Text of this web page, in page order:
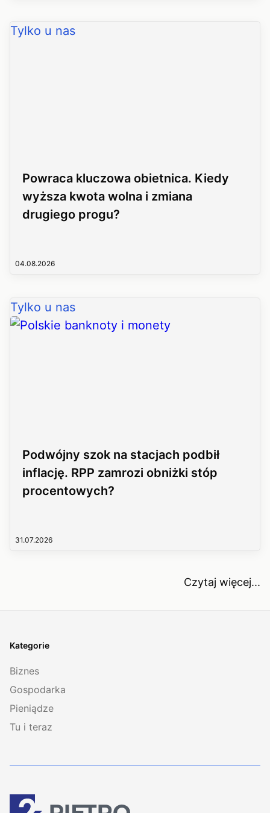
Tylko u nas
Powraca kluczowa obietnica. Kiedy
wyższa kwota wolna i zmiana
drugiego progu?
04.08.2026
Tylko u nas
Podwójny szok na stacjach podbił
inflację. RPP zamrozi obniżki stóp
procentowych?
31.07.2026
Czytaj więcej...
Kategorie
Biznes
Gospodarka
Pieniądze
Tu i teraz